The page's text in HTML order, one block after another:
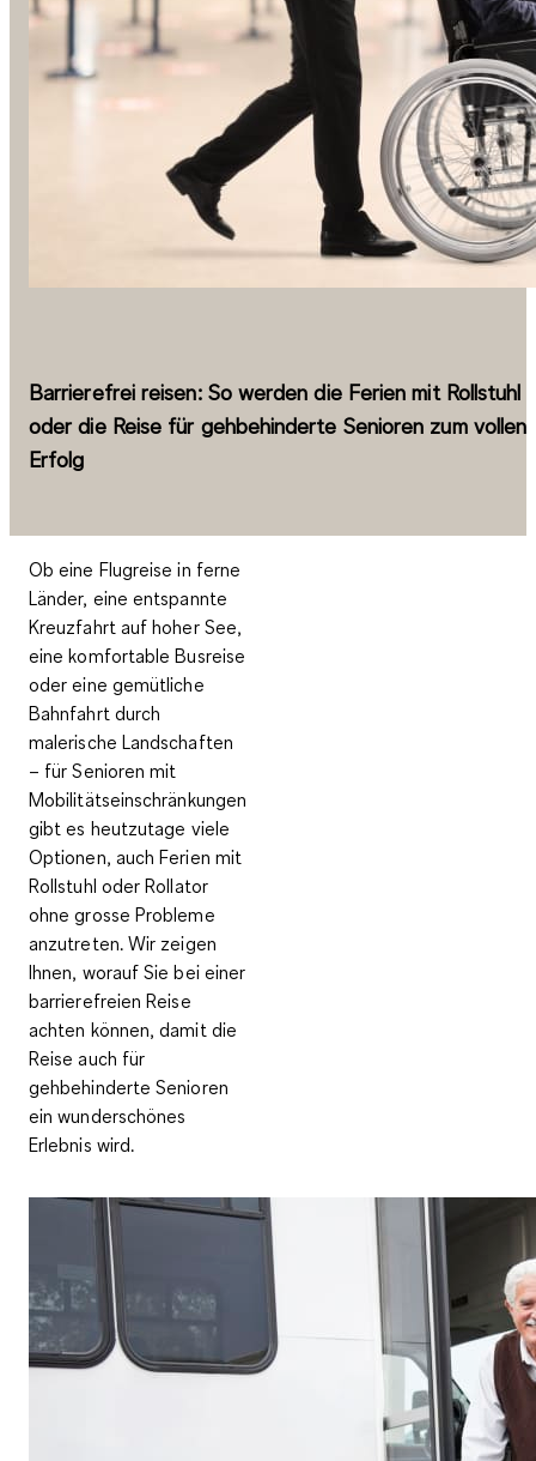
Barrierefrei reisen: So werden die Ferien mit Rollstuhl
oder die Reise für gehbehinderte Senioren zum vollen
Erfolg
Ob eine Flugreise in ferne
Länder, eine entspannte
Kreuzfahrt auf hoher See,
eine komfortable Busreise
oder eine gemütliche
Bahnfahrt durch
malerische Landschaften
– für Senioren mit
Mobilitätseinschränkungen
gibt es heutzutage viele
Optionen, auch Ferien mit
Rollstuhl oder Rollator
ohne grosse Probleme
anzutreten. Wir zeigen
Ihnen, worauf Sie bei einer
barrierefreien Reise
achten können, damit die
Reise auch für
gehbehinderte Senioren
ein wunderschönes
Erlebnis wird.